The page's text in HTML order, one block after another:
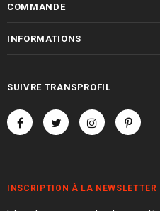
COMMANDE
INFORMATIONS
SUIVRE TRANSPROFIL
INSCRIPTION À LA NEWSLETTER